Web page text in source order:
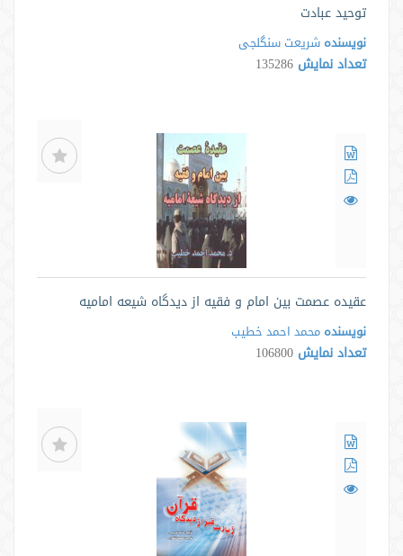
توحید عبادت
نویسنده شریعت سنگلجی
تعداد نمایش 135286
عقیده عصمت بین امام و فقیه از دیدگاه شیعه امامیه
نویسنده محمد احمد خطیب
تعداد نمایش 106800